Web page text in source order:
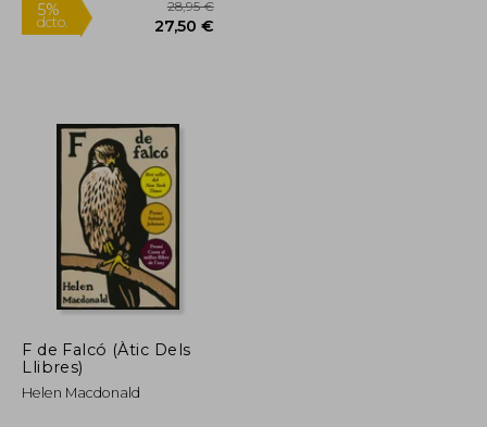
11,40 €
F de Falcó (Àtic Dels
Llibres)
Helen Macdonald